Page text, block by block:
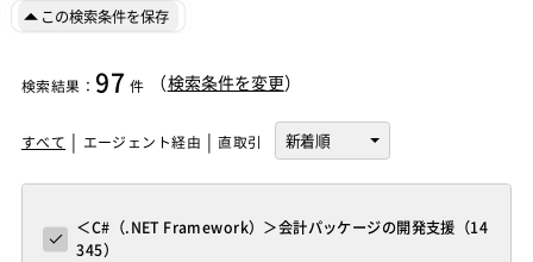
この検索条件を保存
検索結果 ： 97 件 （検索条件を変更）
すべて エージェント経由 直取引
＜C#（.NET Framework）＞会計パッケージの開発支援（14
345）